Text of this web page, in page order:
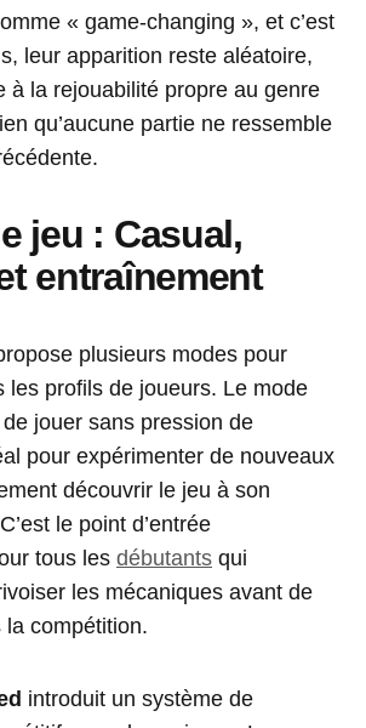
« game-changing », et c’est
leur apparition reste aléatoire,
à la rejouabilité propre au genre
qu’aucune partie ne ressemble
jeu : Casual,
entraînement
plusieurs modes pour
les profils de joueurs. Le mode
jouer sans pression de
pour expérimenter de nouveaux
découvrir le jeu à son
le point d’entrée
tous les débutants qui
les mécaniques avant de
la compétition.
introduit un système de